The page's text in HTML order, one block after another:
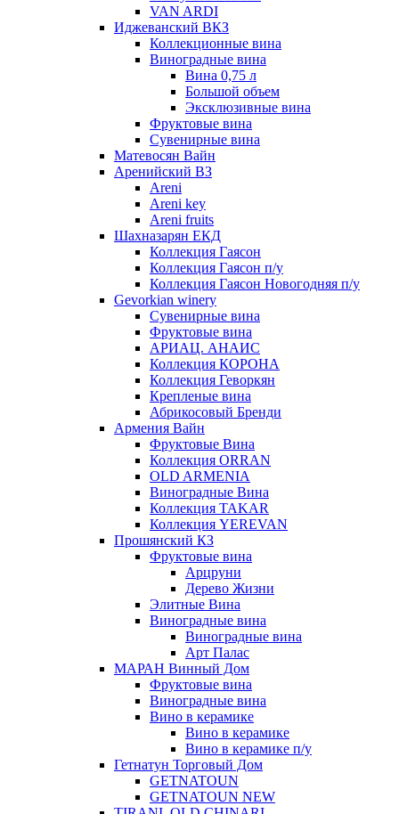
VAN ARDI
Иджеванский ВКЗ
Коллекционные вина
Виноградные вина
Вина 0,75 л
Большой объем
Эксклюзивные вина
Фруктовые вина
Cувенирные вина
Матевосян Вайн
Аренийский ВЗ
Areni
Areni key
Areni fruits
Шахназарян ЕКД
Коллекция Гаясон
Коллекция Гаясон п/у
Коллекция Гаясон Новогодняя п/у
Gevorkian winery
Сувенирные вина
Фруктовые вина
АРИАЦ. АНАИС
Коллекция КОРОНА
Коллекция Геворкян
Крепленые вина
Абрикосовый Бренди
Армения Вайн
Фруктовые Вина
Коллекция ORRAN
OLD ARMENIA
Виноградные Вина
Коллекция TAKAR
Коллекция YEREVAN
Прошянский КЗ
Фруктовые вина
Арцруни
Дерево Жизни
Элитные Вина
Виноградные вина
Виноградные вина
Арт Палас
МАРАН Винный Дом
Фруктовые вина
Виноградные вина
Вино в керамике
Вино в керамике
Вино в керамике п/у
Гетнатун Торговый Дом
GETNATOUN
GETNATOUN NEW